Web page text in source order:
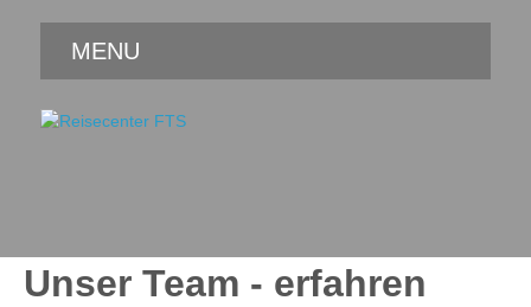
MENU
Unser Team - erfahren